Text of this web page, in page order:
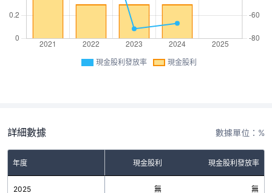
現金股利發放率 現金股利
詳細數據 數據單位：%
年度 現金股利 現金股利發放率
2025 無 無